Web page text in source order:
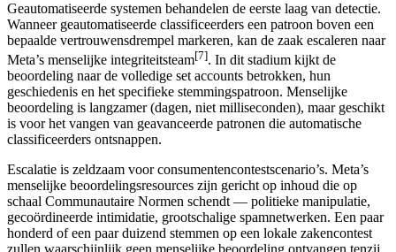
Geautomatiseerde systemen behandelen de eerste laag van detectie.
Wanneer geautomatiseerde classificeerders een patroon boven een
bepaalde vertrouwensdrempel markeren, kan de zaak escaleren naar
Meta’s menselijke integriteitsteam[7]. In dit stadium kijkt de
beoordeling naar de volledige set accounts betrokken, hun
geschiedenis en het specifieke stemmingspatroon. Menselijke
beoordeling is langzamer (dagen, niet milliseconden), maar geschikt
is voor het vangen van geavanceerde patronen die automatische
classificeerders ontsnappen.
Escalatie is zeldzaam voor consumentencontestscenario’s. Meta’s
menselijke beoordelingsresources zijn gericht op inhoud die op
schaal Communautaire Normen schendt — politieke manipulatie,
gecoördineerde intimidatie, grootschalige spamnetwerken. Een paar
honderd of een paar duizend stemmen op een lokale zakencontest